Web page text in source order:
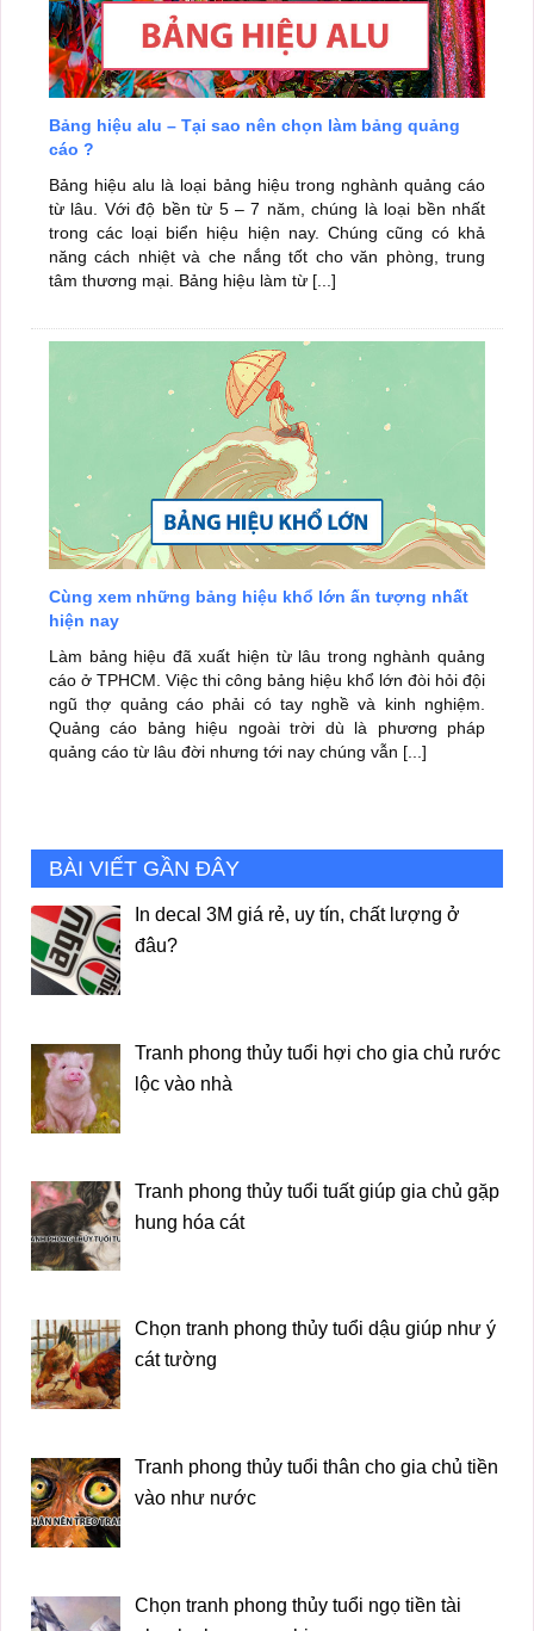
Bảng hiệu alu – Tại sao nên chọn làm bảng quảng
cáo ?
Bảng hiệu alu là loại bảng hiệu trong nghành quảng cáo
từ lâu. Với độ bền từ 5 – 7 năm, chúng là loại bền nhất
trong các loại biển hiệu hiện nay. Chúng cũng có khả
năng cách nhiệt và che nắng tốt cho văn phòng, trung
tâm thương mại. Bảng hiệu làm từ [...]
Cùng xem những bảng hiệu khổ lớn ấn tượng nhất
hiện nay
Làm bảng hiệu đã xuất hiện từ lâu trong nghành quảng
cáo ở TPHCM. Việc thi công bảng hiệu khổ lớn đòi hỏi đội
ngũ thợ quảng cáo phải có tay nghề và kinh nghiệm.
Quảng cáo bảng hiệu ngoài trời dù là phương pháp
quảng cáo từ lâu đời nhưng tới nay chúng vẫn [...]
BÀI VIẾT GẦN ĐÂY
In decal 3M giá rẻ, uy tín, chất lượng ở
đâu?
Tranh phong thủy tuổi hợi cho gia chủ rước
lộc vào nhà
Tranh phong thủy tuổi tuất giúp gia chủ gặp
hung hóa cát
Chọn tranh phong thủy tuổi dậu giúp như ý
cát tường
Tranh phong thủy tuổi thân cho gia chủ tiền
vào như nước
Chọn tranh phong thủy tuổi ngọ tiền tài